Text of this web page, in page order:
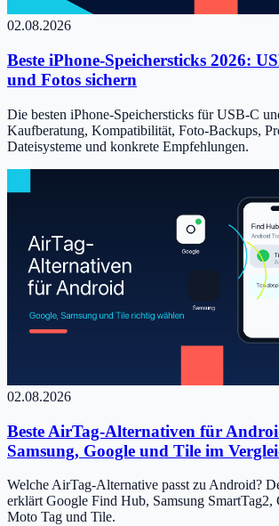
02.08.2026
Beste iPhone-Speichersticks 2026:
und Fotos sichern
Die besten iPhone-Speichersticks für USB-C
Kaufberatung, Kompatibilität, Foto-Backups,
Dateisysteme und konkrete Empfehlungen.
02.08.2026
Beste AirTag-Alternativen für
Samsung, Google und Tile im
Welche AirTag-Alternative passt zu Android?
erklärt Google Find Hub, Samsung SmartTag2,
Moto Tag und Tile.